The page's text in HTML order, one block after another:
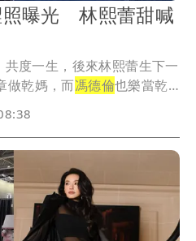
照曝光 林熙蕾甜喊
度一生，後來林熙蕾生下一
做乾媽，而馮德倫也樂當乾